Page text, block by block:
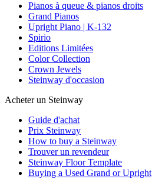
Pianos à queue & pianos droits
Grand Pianos
Upright Piano | K-132
Spirio
Editions Limitées
Color Collection
Crown Jewels
Steinway d'occasion
Acheter un Steinway
Guide d'achat
Prix Steinway
How to buy a Steinway
Trouver un revendeur
Steinway Floor Template
Buying a Used Grand or Upright